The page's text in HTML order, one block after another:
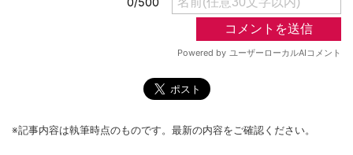
※記事内容は執筆時点のものです。最新の内容をご確認ください。